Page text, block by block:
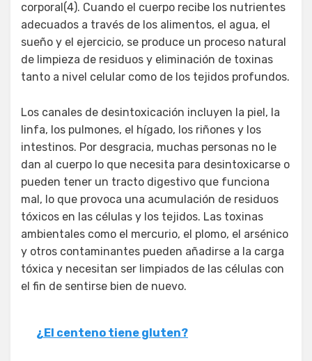
corporal(4). Cuando el cuerpo recibe los nutrientes
adecuados a través de los alimentos, el agua, el
sueño y el ejercicio, se produce un proceso natural
de limpieza de residuos y eliminación de toxinas
tanto a nivel celular como de los tejidos profundos.
Los canales de desintoxicación incluyen la piel, la
linfa, los pulmones, el hígado, los riñones y los
intestinos. Por desgracia, muchas personas no le
dan al cuerpo lo que necesita para desintoxicarse o
pueden tener un tracto digestivo que funciona
mal, lo que provoca una acumulación de residuos
tóxicos en las células y los tejidos. Las toxinas
ambientales como el mercurio, el plomo, el arsénico
y otros contaminantes pueden añadirse a la carga
tóxica y necesitan ser limpiados de las células con
el fin de sentirse bien de nuevo.
¿El centeno tiene gluten?